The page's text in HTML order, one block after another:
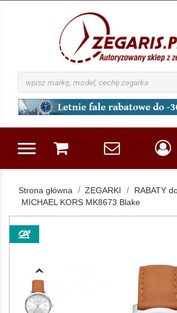
Strona główna ZEGARKI
RABATY
MICHAEL KORS MK8673 Blake